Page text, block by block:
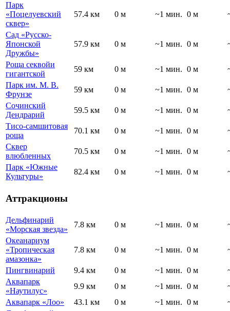
Парк
«Поцелуевский
сквер»
57.4 км 0 м ~1 мин. 0 м
Сад «Русско-
Японской
Дружбы»
57.9 км 0 м ~1 мин. 0 м
Роща секвойи
гигантской
59 км 0 м ~1 мин. 0 м
Парк им. М. В.
Фрунзе
59 км 0 м ~1 мин. 0 м
Сочинский
Дендрарий
59.5 км 0 м ~1 мин. 0 м
Тисо-самшитовая
роща
70.1 км 0 м ~1 мин. 0 м
Сквер
влюбленных
70.5 км 0 м ~1 мин. 0 м
Парк «Южные
Культуры»
82.4 км 0 м ~1 мин. 0 м
Аттракционы
Дельфинарий
«Морская звезда»
7.8 км 0 м ~1 мин. 0 м
Океанариум
«Тропическая
амазонка»
7.8 км 0 м ~1 мин. 0 м
Пингвинарий 9.4 км 0 м ~1 мин. 0 м
Аквапарк
«Наутилус»
9.9 км 0 м ~1 мин. 0 м
Аквапарк «Лоо»
43.1 км 0 м ~1 мин. 0 м